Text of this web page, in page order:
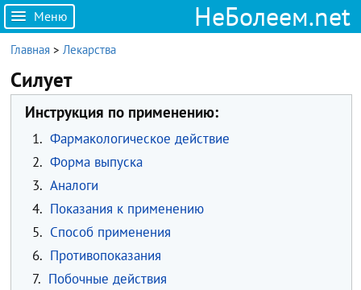
Меню НеБолеем.net
Главная >Лекарства
Силует
Инструкция по применению:
1. Фармакологическое действие
2. Форма выпуска
3. Аналоги
4. Показания к применению
5. Способ применения
6. Противопоказания
7. Побочные действия